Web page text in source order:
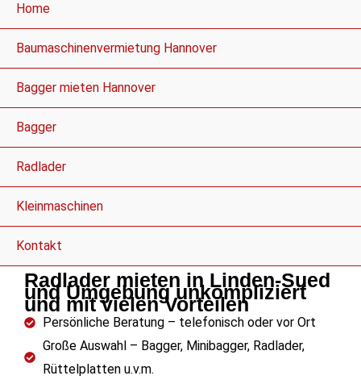
Home
Baumaschinenvermietung Hannover
Bagger mieten Hannover
Bagger
Radlader
Kleinmaschinen
Kontakt
Radlader mieten in Linden-Sued
und Umgebung unkompliziert
und mit vielen Vorteilen
Persönliche Beratung – telefonisch oder vor Ort
Große Auswahl – Bagger, Minibagger, Radlader,
Rüttelplatten u.v.m.